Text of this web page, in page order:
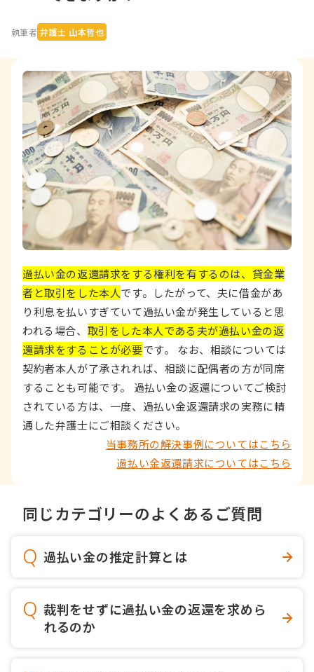
執筆者 弁護士 山本哲也
過払い金の返還請求をする権利を有するのは、貸金業
者と取引をした本人です。したがって、夫に借金があ
り利息を払いすぎていて過払い金が発生していると思
われる場合、 取引をした本人である夫が過払い金の返
還請求をすることが必要です。 なお、相談については
契約者本人が了承されれば、相談に配偶者の方が同席
することも可能です。 過払い金の返還についてご検討
されている方は、一度、過払い金返還請求の実務に精
通した弁護士にご相談ください。
当事務所の解決事例についてはこちら
過払い金返還請求についてはこちら
同じカテゴリーのよくあるご質問
過払い金の推定計算とは
裁判をせずに過払い金の返還を求めら
れるのか